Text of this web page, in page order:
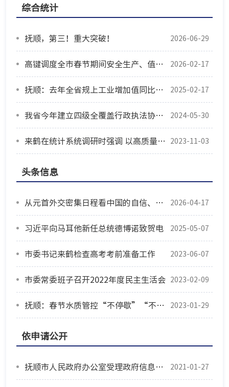
综合统计
抚顺，第三！重大突破！ 2026-06-29
高键调度全市春节期间安全生产、值班值守等工作 2026-02-17
抚顺：去年全省规上工业增加值同比增3.1% 2025-02-17
我省今年建立四级全覆盖行政执法协调监督体系 2024-05-30
来鹤在统计系统调研时强调 以高质量统计服务高质量发展 2023-11-03
头条信息
从元首外交密集日程看中国的自信、胸怀、担当 2026-04-17
习近平向马耳他新任总统德博诺致贺电 2025-05-07
市委书记来鹤检查高考考前准备工作 2023-06-07
市委常委班子召开2022年度民主生活会 2023-02-09
抚顺：春节水质管控“不停歇”“不放松” 2023-01-29
依申请公开
抚顺市人民政府办公室受理政府信息公开申请说明 2021-01-27